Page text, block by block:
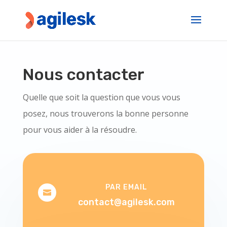
Nous contacter
Quelle que soit la question que vous vous
posez, nous trouverons la bonne personne
pour vous aider à la résoudre.

PAR EMAIL
contact@agilesk.com